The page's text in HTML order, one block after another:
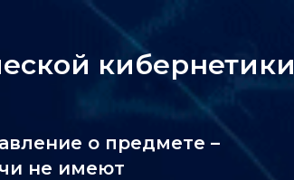
кибернетики
о предмете –
не имеют